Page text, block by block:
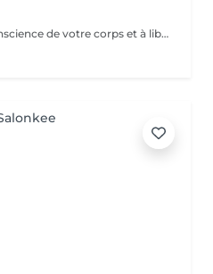
Je vous invite à reprendre conscience de votre corps et à libérer vos tensions, au cours d'une séance de relaxation guidée. Reconnectez-vous à vos émotions, vos envies et vos besoins, à travers la respiration, la visualisation et les vibrations magiques des bols chantants tibétains. Accordez-vous un moment de bien-être et laissez-vous porter par cette douce expérience.